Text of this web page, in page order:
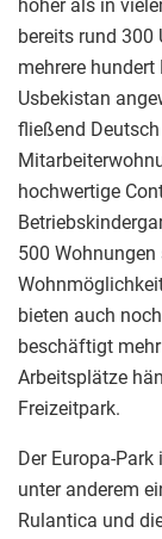
höher als in
bereits rund 300
mehrere
Usbekistan
fließend
hochwertige
500
bieten auch
beschäftigt
Arbeitsplätze
Freizeitpark.
Der Europa-
unter anderem
Rulantica und